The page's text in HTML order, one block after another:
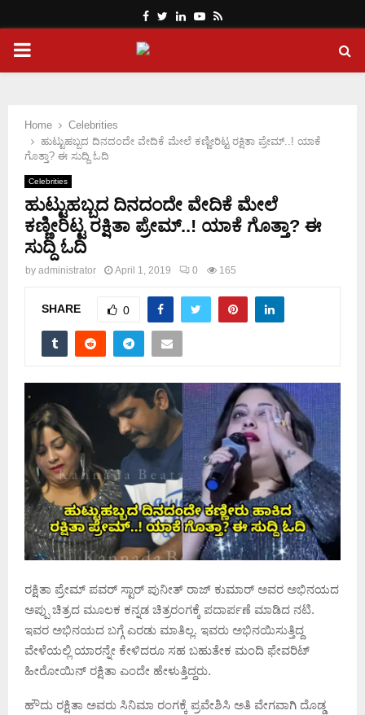
Facebook
Twitter
LinkedinYoutube
Rss
PRIMARY
Home
Celebrities
ಹುಟ್ಟುಹಬ್ಬದ ದಿನದಂದೇ ವೇದಿಕೆ ಮೇಲೆ ಕಣ್ಣೀರಿಟ್ಟ ರಕ್ಷಿತಾ ಪ್ರೇಮ್..! ಯಾಕೆ
ಗೊತ್ತಾ? ಈ ಸುದ್ದಿ ಓದಿ
Celebrities
ಹುಟ್ಟುಹಬ್ಬದ ದಿನದಂದೇ ವೇದಿಕೆ ಮೇಲೆ
ಕಣ್ಣೀರಿಟ್ಟ ರಕ್ಷಿತಾ ಪ್ರೇಮ್..! ಯಾಕೆ ಗೊತ್ತಾ? ಈ
ಸುದ್ದಿ ಓದಿ
by administrator April 1, 2019 0 165
SHARE 0
ರಕ್ಷಿತಾ ಪ್ರೇಮ್ ಪವರ್ ಸ್ಟಾರ್ ಪುನೀತ್ ರಾಜ್ ಕುಮಾರ್ ಅವರ ಅಭಿನಯದ
ಅಪ್ಪು ಚಿತ್ರದ ಮೂಲಕ ಕನ್ನಡ ಚಿತ್ರರಂಗಕ್ಕೆ ಪದಾರ್ಪಣೆ ಮಾಡಿದ ನಟಿ.
ಇವರ ಅಭಿನಯದ ಬಗ್ಗೆ ಎರಡು ಮಾತಿಲ್ಲ. ಇವರು ಅಭಿನಯಿಸುತ್ತಿದ್ದ
ವೇಳೆಯಲ್ಲಿ ಯಾರನ್ನೇ ಕೇಳಿದರೂ ಸಹ ಬಹುತೇಕ ಮಂದಿ ಫೇವರಿಟ್
ಹೀರೋಯಿನ್ ರಕ್ಷಿತಾ ಎಂದೇ ಹೇಳುತ್ತಿದ್ದರು.
ಹೌದು ರಕ್ಷಿತಾ ಅವರು ಸಿನಿಮಾ ರಂಗಕ್ಕೆ ಪ್ರವೇಶಿಸಿ ಅತಿ ವೇಗವಾಗಿ ದೊಡ್ಡ